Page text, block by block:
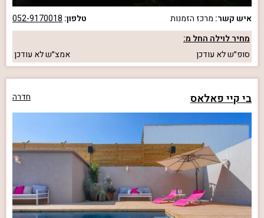
איש קשר: מרכז הזמנות טלפון: 052-9170018
מחיר לוילה החל מ:
סופ״שלא עודכן אמצ״שלא עודכן
בי קיי פאלאס חדרה